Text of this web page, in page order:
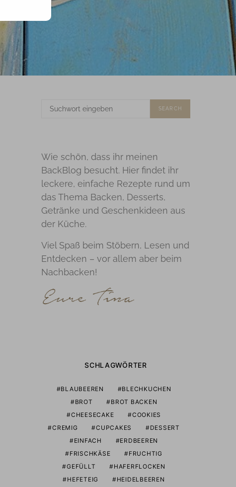
SUCHE
SEARCH
Wie schön, dass ihr meinen
BackBlog besucht. Hier findet ihr
leckere, einfache Rezepte rund um
das Thema Backen, Desserts,
Getränke und Geschenkideen aus
der Küche.
Viel Spaß beim Stöbern, Lesen und
Entdecken – vor allem aber beim
Nachbacken!
SCHLAGWÖRTER
BLAUBEEREN
BLECHKUCHEN
BROT
BROT BACKEN
CHEESECAKE
COOKIES
CREMIG
CUPCAKES
DESSERT
EINFACH
ERDBEEREN
FRISCHKÄSE
FRUCHTIG
GEFÜLLT
HAFERFLOCKEN
HEFETEIG
HEIDELBEEREN